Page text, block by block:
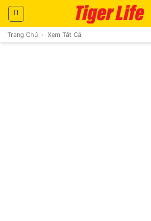
Skip
content
Trang Chủ › Xem Tất Cả